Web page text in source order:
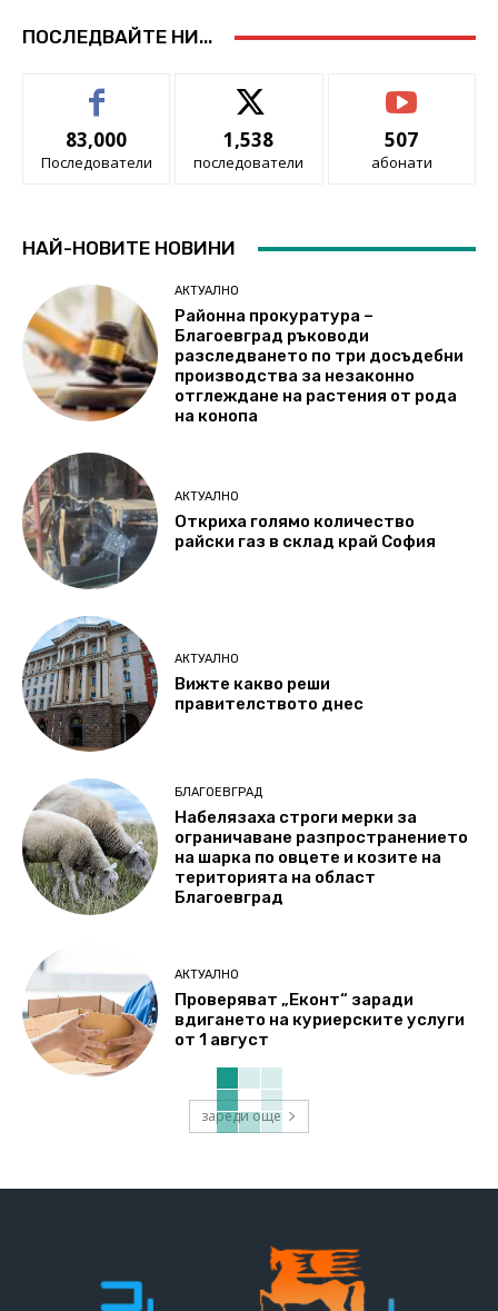
ПОСЛЕДВАЙТЕ НИ...
83,000
Последователи
1,538
последователи
507
абонати
НАЙ-НОВИТЕ НОВИНИ
АКТУАЛНО
Районна прокуратура –
Благоевград ръководи
разследването по три досъдебни
производства за незаконно
отглеждане на растения от рода
на конопа
АКТУАЛНО
Откриха голямо количество
райски газ в склад край София
АКТУАЛНО
Вижте какво реши
правителството днес
БЛАГОЕВГРАД
Набелязаха строги мерки за
ограничаване разпространението
на шарка по овцете и козите на
територията на област
Благоевград
АКТУАЛНО
Проверяват „Еконт“ заради
вдигането на куриерските услуги
от 1 август
зареди още